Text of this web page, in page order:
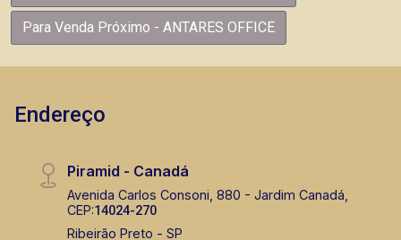
Para Venda Próximo - ANTARES OFFICE
Endereço
Piramid - Canadá
Avenida Carlos Consoni, 880 - Jardim Canadá,
CEP:14024-270
Ribeirão Preto - SP